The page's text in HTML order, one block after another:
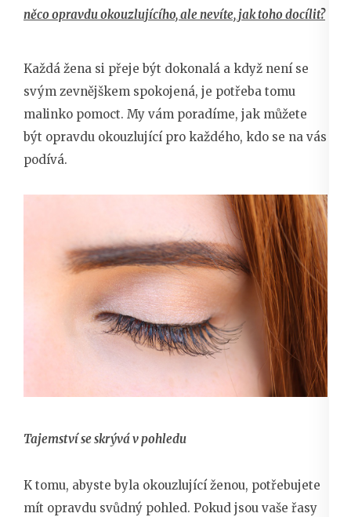
něco opravdu okouzlujícího, ale nevíte, jak toho docílit?
Každá žena si přeje být dokonalá a když není se
svým zevnějškem spokojená, je potřeba tomu
malinko pomoct. My vám poradíme, jak můžete
být opravdu okouzlující pro každého, kdo se na vás
podívá.
Tajemství se skrývá v pohledu
K tomu, abyste byla okouzlující ženou, potřebujete
mít opravdu svůdný pohled. Pokud jsou vaše řasy